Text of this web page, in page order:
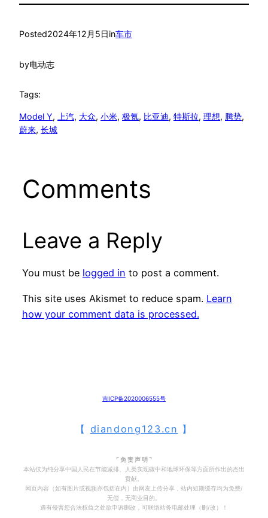
Posted2024年12月5日in车市
by电动志
Tags:
Model Y, 上汽, 大众, 小米, 极氪, 比亚迪, 特斯拉, 理想, 腾势
蔚来, 长城
Comments
Leave a Reply
You must be logged in to post a comment.
This site uses Akismet to reduce spam. Learn
how your comment data is processed.
吉ICP备2020006555号
【 diandong123.cn 】
⌜ 免 责 声 明 ⌝
本站仅为纯分享中国人民在节能减排、人类实现碳中和地球环保等方面所作出的杰出
贡献。
网页内容（如有图片或视频亦包括在内）由网友上传分享，站内短期缓存均为免费/
无偿，无商业目的。
遇有侵害您合法权益之处欲申诉删改，可联络站务电邮处理（删/改）！